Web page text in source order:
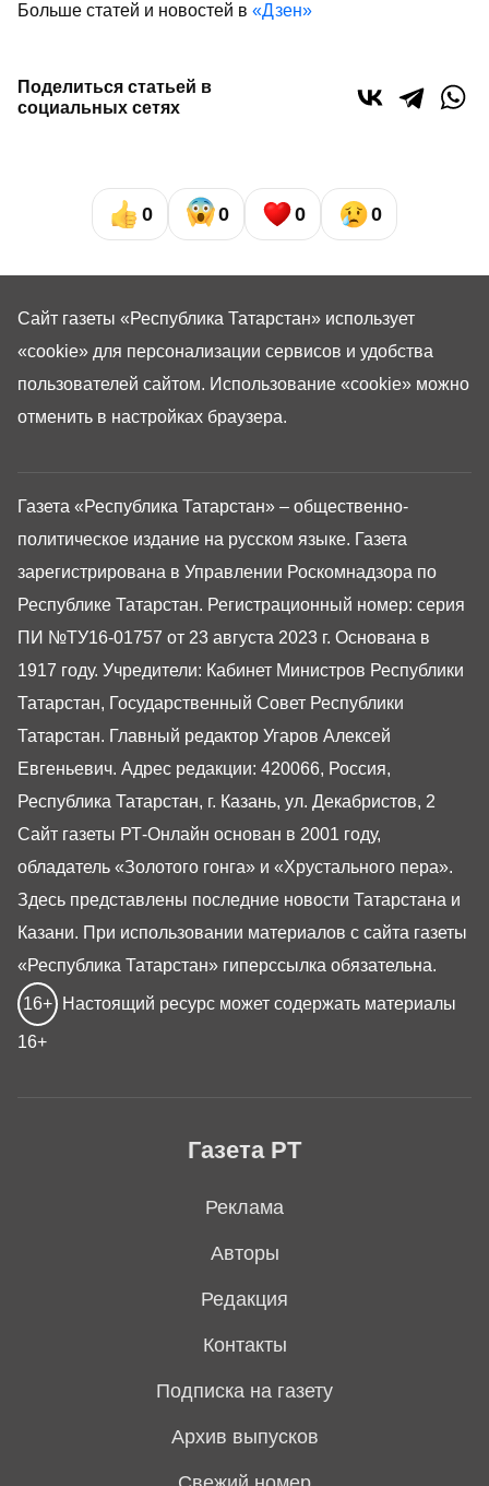
Больше статей и новостей в «Дзен»
Поделиться статьей в
социальных сетях
0 0 0 0
Газета РТ
Реклама
Авторы
Редакция
Контакты
Подписка на газету
Архив выпусков
Газета «Республика Татарстан» – общественно-
политическое издание на русском языке. Газета
зарегистрирована в Управлении Роскомнадзора по
Республике Татарстан. Регистрационный номер: серия
ПИ №ТУ16-01757 от 23 августа 2023 г. Основана в
1917 году. Учредители: Кабинет Министров Республики
Татарстан, Государственный Совет Республики
Татарстан. Главный редактор Угаров Алексей
Евгеньевич. Адрес редакции: 420066, Россия,
Республика Татарстан, г. Казань, ул. Декабристов, 2
Сайт газеты РТ-Онлайн основан в 2001 году,
обладатель «Золотого гонга» и «Хрустального пера».
Здесь представлены последние новости Татарстана и
Казани. При использовании материалов с сайта газеты
«Республика Татарстан» гиперссылка обязательна.
16+ Настоящий ресурс может содержать материалы
16+
Сайт газеты «Республика Татарстан» использует
«cookie» для персонализации сервисов и удобства
пользователей сайтом. Использование «cookie» можно
отменить в настройках браузера.